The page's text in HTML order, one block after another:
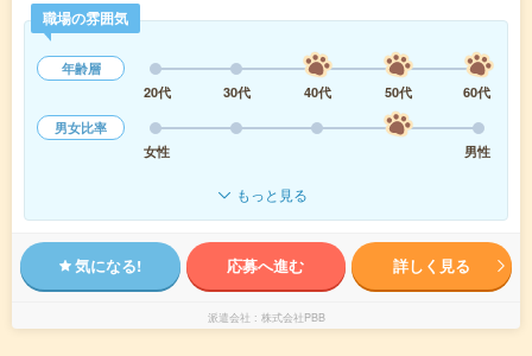
職場の雰囲気
年齢層
20代
30代 40代 50代
60代
男女比率
女性
男性
もっと見る
気になる! 応募へ進む 詳しく見る
派遣会社 株式会社PBB